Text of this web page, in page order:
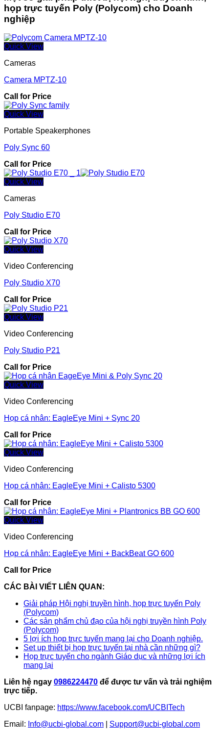
họp trực tuyến Poly (Polycom) cho Doanh
nghiệp
Quick View
Cameras
Camera MPTZ-10
Call for Price
Quick View
Portable Speakerphones
Poly Sync 60
Call for Price
Quick View
Cameras
Poly Studio E70
Call for Price
Quick View
Video Conferencing
Poly Studio X70
Call for Price
Quick View
Video Conferencing
Poly Studio P21
Call for Price
Quick View
Video Conferencing
Họp cá nhân: EagleEye Mini + Sync 20
Call for Price
Quick View
Video Conferencing
Họp cá nhân: EagleEye Mini + Calisto 5300
Call for Price
Quick View
Video Conferencing
Họp cá nhân: EagleEye Mini + BackBeat GO 600
Call for Price
CÁC BÀI VIẾT LIÊN QUAN:
Giải pháp Hội nghị truyền hình, họp trực tuyến Poly
(Polycom)
Các sản phẩm chủ đạo của hội nghị truyền hình Poly
(Polycom)
5 lợi ích họp trực tuyến mang lại cho Doanh nghiệp.
Set up thiết bị họp trực tuyến tại nhà cần những gì?
Họp trực tuyến cho ngành Giáo dục và những lợi ích
mang lại
Liên hệ ngay 0986224470 để được tư vấn và trải nghiệm
trực tiếp.
UCBI fanpage: https://www.facebook.com/UCBITech
Email: Info@ucbi-global.com
Support@ucbi-global.com